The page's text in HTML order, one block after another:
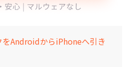
をAndroidからiPhoneへ引き